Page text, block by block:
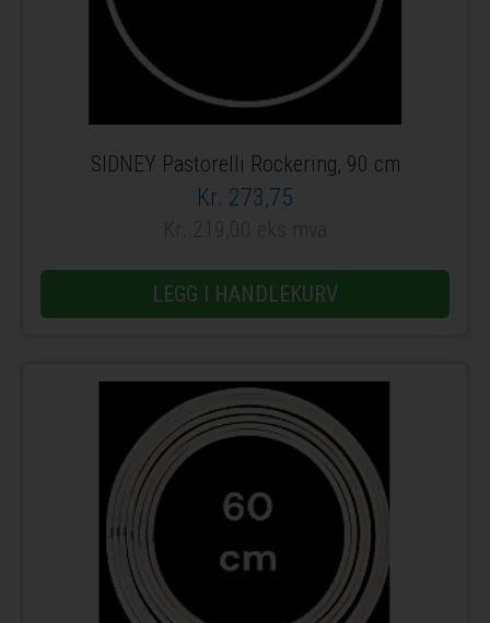
SIDNEY Pastorelli Rockering, 90 cm
Kr. 273,75
LEGG I HANDLEKURV